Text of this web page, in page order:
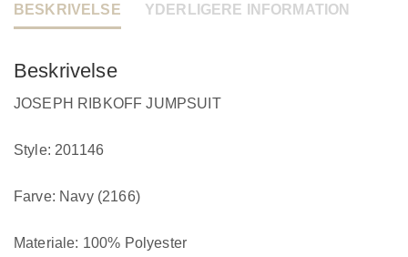
BESKRIVELSE YDERLIGERE INFORMATION
Beskrivelse
JOSEPH RIBKOFF JUMPSUIT
Style: 201146
Farve: Navy (2166)
Materiale: 100% Polyester